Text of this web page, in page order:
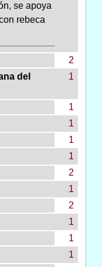
se apoya
rebeca
2
del
1
1
1
1
1
2
1
2
1
1
1